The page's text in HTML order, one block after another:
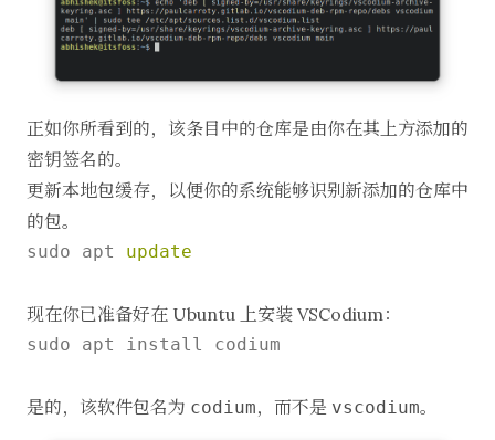
正如你所看到的，该条目中的仓库是由你在其上方添加的
密钥签名的。
更新本地包缓存，以便你的系统能够识别新添加的仓库中
的包。
sudo apt update
现在你已准备好在 Ubuntu 上安装 VSCodium：
sudo apt install codium
是的，该软件包名为 codium，而不是 vscodium。